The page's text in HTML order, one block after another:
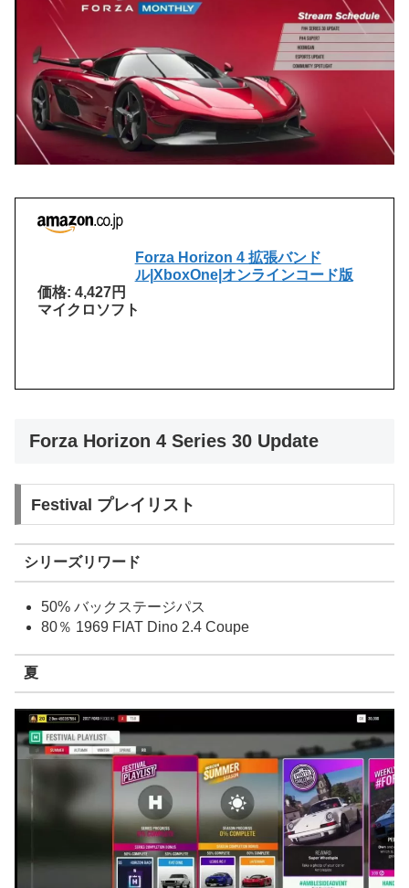
Forza Horizon 4 拡張バンド
ル|XboxOne|オンラインコード版
価格: 4,427円
マイクロソフト
Forza Horizon 4 Series 30 Update
Festival プレイリスト
シリーズリワード
50% バックステージパス
80％ 1969 FIAT Dino 2.4 Coupe
夏